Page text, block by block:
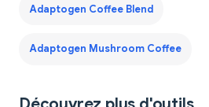
Adaptogen Coffee Blend
Adaptogen Mushroom Coffee